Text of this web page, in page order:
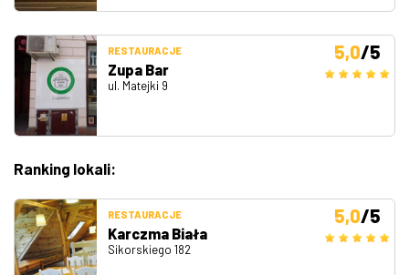
RESTAURACJE
Zupa Bar
ul. Matejki 9
5,0/5
Ranking lokali:
RESTAURACJE
Karczma Biała
Sikorskiego 182
5,0/5